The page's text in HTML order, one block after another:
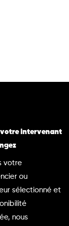
votre intervenant
votre
ou
sélectionné et
nous